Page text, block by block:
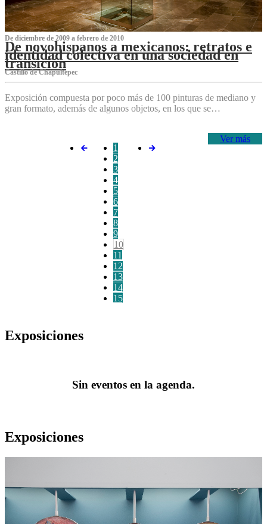
De diciembre de 2009 a febrero de 2010
De novohispanos a mexicanos: retratos e
identidad colectiva en una sociedad en
transición
Castillo de Chapultepec
Exposición compuesta por poco más de 100 pinturas de mediano y
gran formato, además de algunos objetos, en los que se…
Ver más
1
2
3
4
5
6
7
8
9
10
11
12
13
14
15
Exposiciones
Sin eventos en la agenda.
Exposiciones